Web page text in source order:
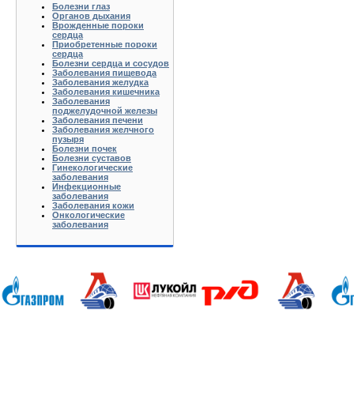
Болезни глаз
Органов дыхания
Врожденные пороки
сердца
Приобретенные пороки
сердца
Болезни сердца и сосудов
Заболевания пищевода
Заболевания желудка
Заболевания кишечника
Заболевания
поджелудочной железы
Заболевания печени
Заболевания желчного
пузыря
Болезни почек
Болезни суставов
Гинекологические
заболевания
Инфекционные
заболевания
Заболевания кожи
Онкологические
заболевания